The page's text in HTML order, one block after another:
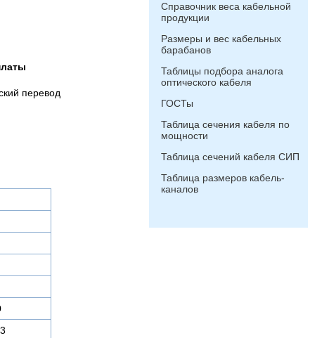
перевод
Справочник веса кабельной
продукции
Размеры и вес кабельных
барабанов
Таблицы подбора аналога
оптического кабеля
ГОСТы
Таблица сечения кабеля по
мощности
Таблица сечений кабеля СИП
Таблица размеров кабель-
каналов